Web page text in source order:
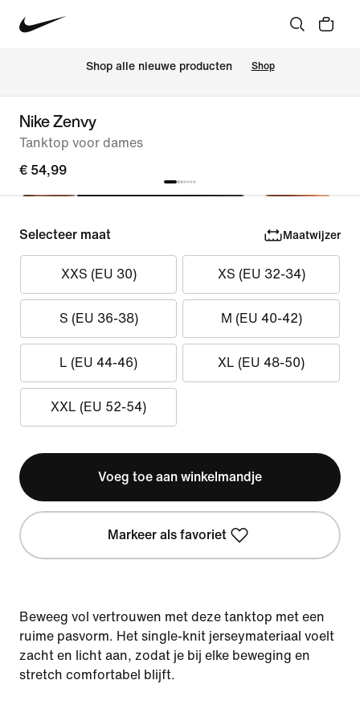
Shop alle nieuwe producten Shop
Nike Zenvy
Tanktop voor dames
€ 54,99
Selecteer maat Maatwijzer
XXS (EU 30) XS (EU 32-34)
S (EU 36-38) M (EU 40-42)
L (EU 44-46) XL (EU 48-50)
XXL (EU 52-54)
Voeg toe aan winkelmandje
Markeer als favoriet
Beweeg vol vertrouwen met deze tanktop met een
ruime pasvorm. Het single-knit jerseymateriaal voelt
zacht en licht aan, zodat je bij elke beweging en
stretch comfortabel blijft.